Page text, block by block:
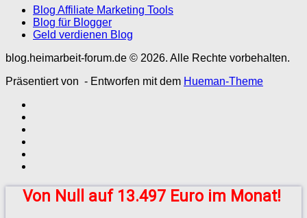
Blog Affiliate Marketing Tools
Blog für Blogger
Geld verdienen Blog
blog.heimarbeit-forum.de © 2026. Alle Rechte vorbehalten.
Präsentiert von - Entworfen mit dem Hueman-Theme
Von Null auf 13.497 Euro im Monat!